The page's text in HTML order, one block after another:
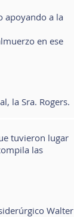
apoyando a la
en ese
la Sra. Rogers.
tuvieron lugar
las
Walter